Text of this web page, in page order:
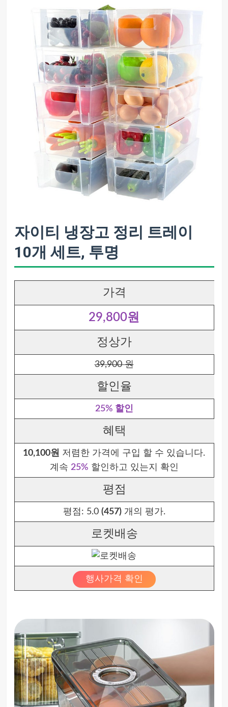
자이티 냉장고 정리 트레이
10개 세트, 투명
가격
29,800원
정상가
39,900 원
할인율
25% 할인
혜택
10,100원 저렴한 가격에 구입 할 수 있습니다.
계속 25% 할인하고 있는지 확인
평점
평점: 5.0 (457)개의 평가.
로켓배송
행사가격 확인